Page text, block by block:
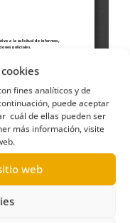
fines analíticos y de
puede aceptar
cuál de ellas pueden ser
más información, visite
web